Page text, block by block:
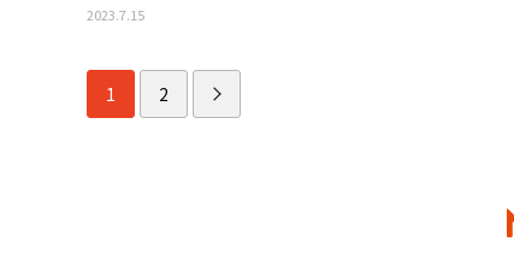
2023.7.15
1 2